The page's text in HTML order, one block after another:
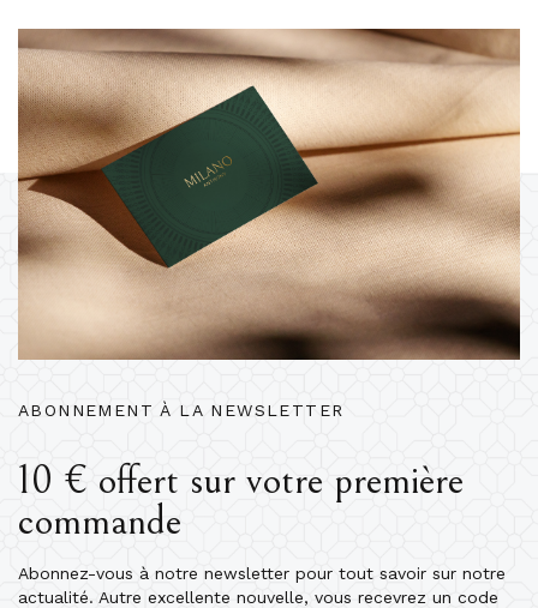
ABONNEMENT À LA NEWSLETTER
10 € offert sur votre première
commande
Abonnez-vous à notre newsletter pour tout savoir sur notre
actualité. Autre excellente nouvelle, vous recevrez un code